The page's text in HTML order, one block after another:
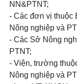
NN&PTNT;
- Các đơn vị thuộc
Nông nghiệp và
- Các Sở Nông
PTNT;
- Viện, trường
Nông nghiệp và